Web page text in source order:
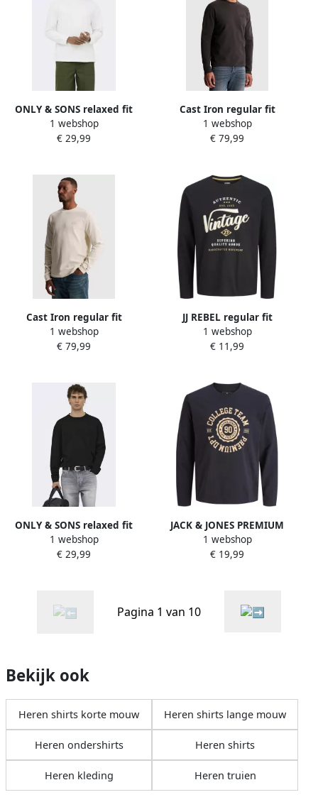
ONLY & SONS relaxed fit
longsleeve wit
1 webshop
€ 29,99
Cast Iron regular fit
longsleeve donkerbruin
1 webshop
€ 79,99
Cast Iron regular fit
longsleeve ecru
1 webshop
€ 79,99
JJ REBEL regular fit
longsleeve met print zwart
1 webshop
€ 11,99
ONLY & SONS relaxed fit
longsleeve zwart
1 webshop
€ 29,99
JACK & JONES PREMIUM
regular fit longsleeve met
print donkerblauw
1 webshop
€ 19,99
Pagina 1 van 10
Bekijk ook
Heren shirts korte mouw Heren shirts lange mouw
Heren ondershirts Heren shirts
Heren kleding Heren truien